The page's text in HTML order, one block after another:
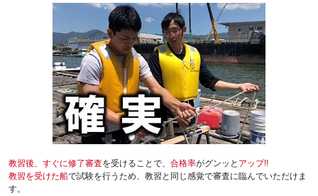
教習後、すぐに修了審査を受けることで、 合格率がグンッと アップ!!
教習を受けた船で試験を行うため、教習と同じ感覚で審査に臨んでいただけま
す。